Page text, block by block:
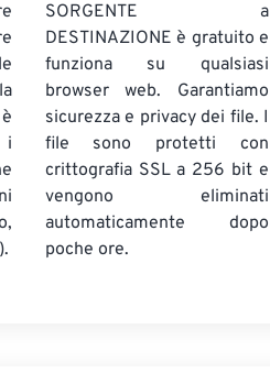
i
SORGENTE a
DESTINAZIONE è gratuito e
funziona su qualsiasi
browser web. Garantiamo
sicurezza e privacy dei file. I
file sono protetti con
crittografia SSL a 256 bit e
vengono eliminati
automaticamente dopo
poche ore.